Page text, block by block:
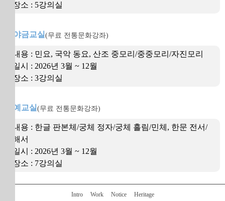
장소 : 5강의실
가야금교실 (무료 전통문화강좌)
내용 : 민요, 국악 동요, 산조 중모리/중중모리/자진모리
일시 : 2026년 3월 ~ 12월
장소 : 3강의실
서예교실 (무료 전통문화강좌)
내용 : 한글 판본체/궁체 정자/궁체 흘림/민체, 한문 전서/
해서
일시 : 2026년 3월 ~ 12월
장소 : 7강의실
Intro Work Notice Heritage